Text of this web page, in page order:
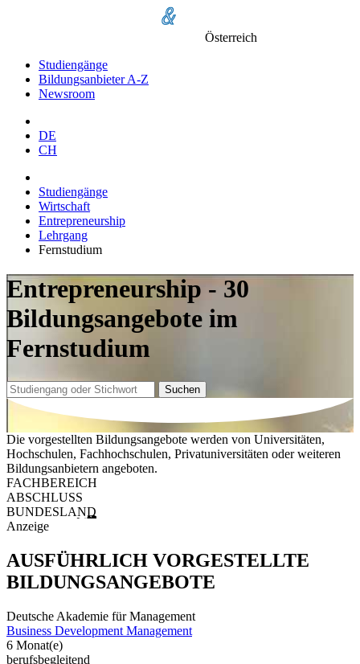
Österreich
Studiengänge
Bildungsanbieter A-Z
Newsroom
DE
CH
Studiengänge
Wirtschaft
Entrepreneurship
Lehrgang
Fernstudium
Entrepreneurship - 30
Bildungsangebote im
Fernstudium
Suchen
Die vorgestellten Bildungsangebote werden von Universitäten,
Hochschulen, Fachhochschulen, Privatuniversitäten oder weiteren
Bildungsanbietern angeboten.
FACHBEREICH
ABSCHLUSS
BUNDESLAND
Anzeige
AUSFÜHRLICH VORGESTELLTE
BILDUNGSANGEBOTE
Deutsche Akademie für Management
Business Development Management
6 Monat(e)
berufsbegleitend